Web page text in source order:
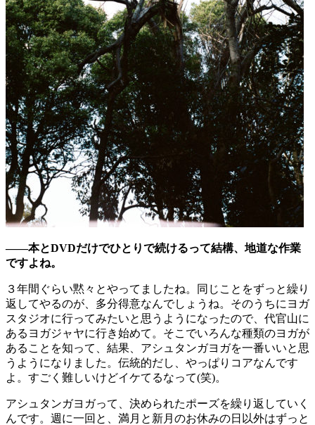
――本とDVDだけでひとりで続けるって結構、地道な作業
ですよね。
３年間ぐらい黙々とやってましたね。同じことをずっと繰り
返してやるのが、多分得意なんでしょうね。そのうちにヨガ
スタジオに行ってみたいと思うようになったので、代官山に
あるヨガジャヤに行き始めて。そこでいろんな種類のヨガが
あることを知って、結果、アシュタンガヨガを一番いいと思
うようになりました。伝統的だし、やっぱりコアなんです
よ。すごく難しいけどイケてるなって(笑)。
アシュタンガヨガって、決められたポーズを繰り返していく
んです。週に一回と、満月と新月のお休みの日以外はずっと